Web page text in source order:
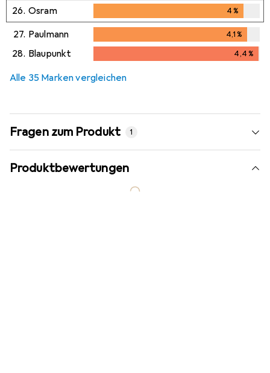
26. Osram 4%
4%
27. Paulmann 4,1%
4,1%
28. Blaupunkt 4,4%
Alle 35 Marken vergleichen
Fragen zum Produkt 1
Produktbewertungen